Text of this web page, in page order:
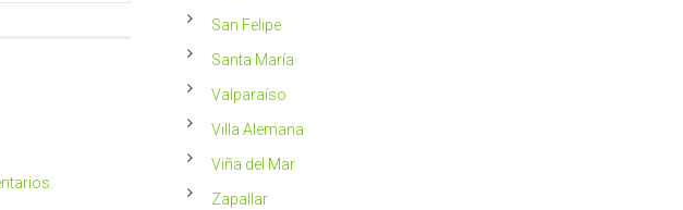
San Felipe
Santa María
Valparaíso
Villa Alemana
Viña del Mar
Zapallar